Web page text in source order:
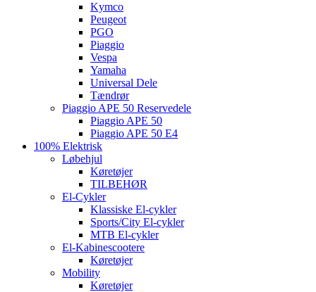
Kymco
Peugeot
PGO
Piaggio
Vespa
Yamaha
Universal Dele
Tændrør
Piaggio APE 50 Reservedele
Piaggio APE 50
Piaggio APE 50 E4
100% Elektrisk
Løbehjul
Køretøjer
TILBEHØR
El-Cykler
Klassiske El-cykler
Sports/City El-cykler
MTB El-cykler
El-Kabinescootere
Køretøjer
Mobility
Køretøjer